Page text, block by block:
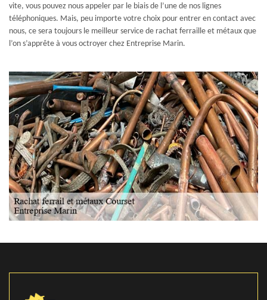
vite, vous pouvez nous appeler par le biais de l’une de nos lignes
téléphoniques. Mais, peu importe votre choix pour entrer en contact avec
nous, ce sera toujours le meilleur service de rachat ferraille et métaux que
l’on s’apprête à vous octroyer chez Entreprise Marin.